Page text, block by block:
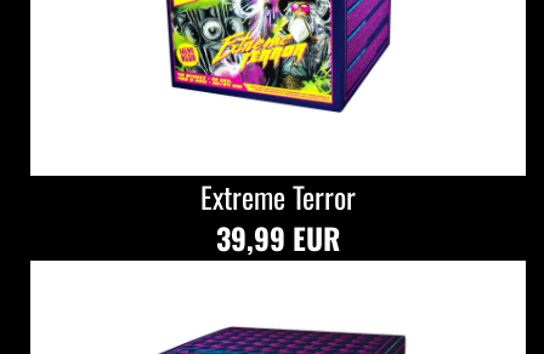
Extreme Terror
39,99 EUR